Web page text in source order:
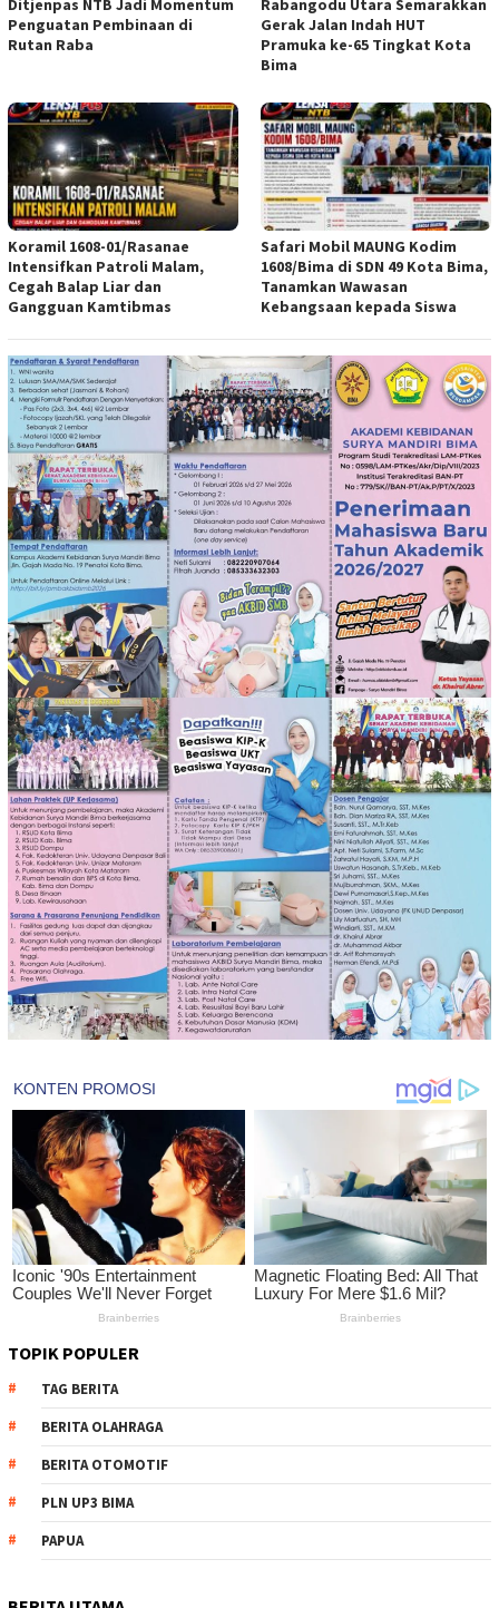
Penguatan Pembinaan di
Rutan Raba
Gerak Jalan Indah HUT
Pramuka ke-65 Tingkat Kota
Bima
Koramil 1608-01/Rasanae
Intensifkan Patroli Malam,
Cegah Balap Liar dan
Gangguan Kamtibmas
Safari Mobil MAUNG Kodim
1608/Bima di SDN 49 Kota Bima,
Tanamkan Wawasan
Kebangsaan kepada Siswa
TOPIK POPULER
TAG BERITA
BERITA OLAHRAGA
BERITA OTOMOTIF
PLN UP3 BIMA
PAPUA